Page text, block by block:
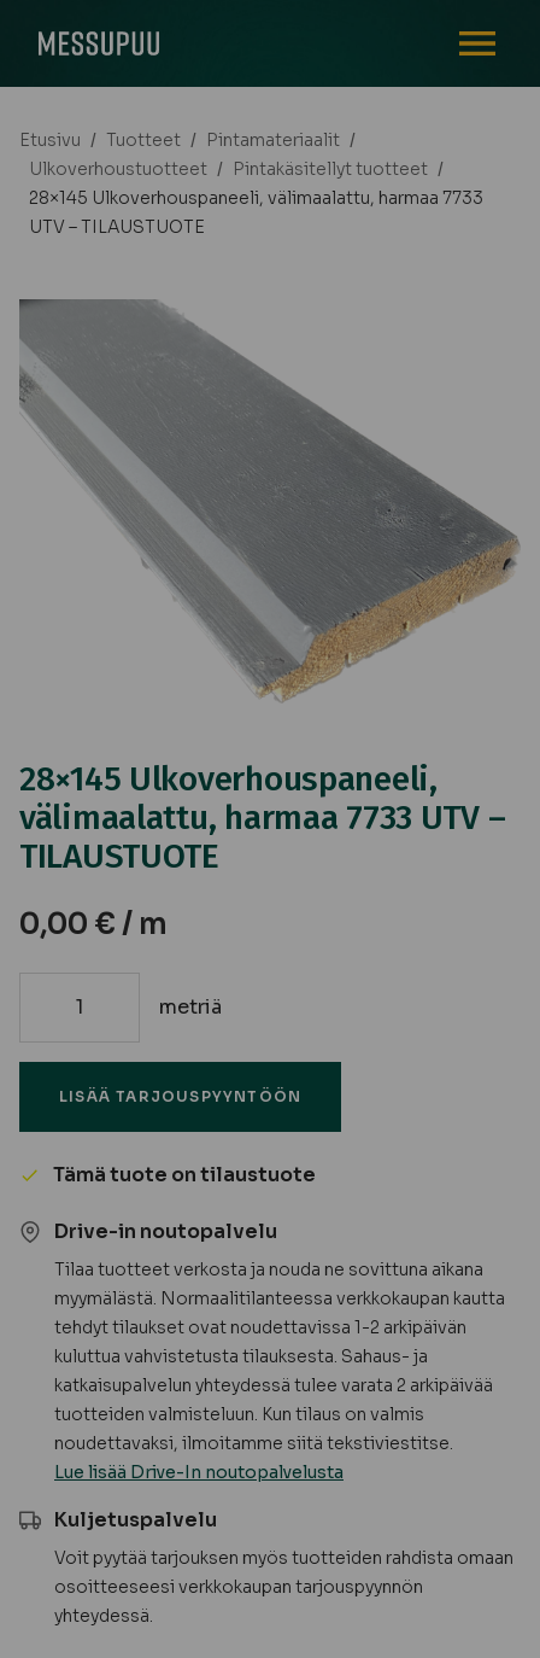
Etusivu / Tuotteet / Pintamateriaalit /
Ulkoverhoustuotteet / Pintakäsitellyt tuotteet /
28×145 Ulkoverhouspaneeli, välimaalattu, harmaa 7733
UTV – TILAUSTUOTE
28×145 Ulkoverhouspaneeli,
välimaalattu, harmaa 7733 UTV –
TILAUSTUOTE
0,00 € / m
28x145
harmaa
7733
UTV
TILAUSTUOTE
määrä
metriä
LISÄÄ TARJOUSPYYNTÖÖN
Tämä tuote on tilaustuote
Drive-in noutopalvelu
Tilaa tuotteet verkosta ja nouda ne sovittuna aikana
myymälästä. Normaalitilanteessa verkkokaupan kautta
tehdyt tilaukset ovat noudettavissa 1-2 arkipäivän
kuluttua vahvistetusta tilauksesta. Sahaus- ja
katkaisupalvelun yhteydessä tulee varata 2 arkipäivää
tuotteiden valmisteluun. Kun tilaus on valmis
noudettavaksi, ilmoitamme siitä tekstiviestitse.
Lue lisää Drive-In noutopalvelusta
Kuljetuspalvelu
Voit pyytää tarjouksen myös tuotteiden rahdista omaan
osoitteeseesi verkkokaupan tarjouspyynnön
yhteydessä.